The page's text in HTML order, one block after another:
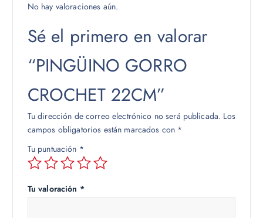
No hay valoraciones aún.
Sé el primero en valorar
“PINGÜINO GORRO
CROCHET 22CM”
Tu dirección de correo electrónico no será publicada. Los
campos obligatorios están marcados con *
Tu puntuación *
Tu valoración *